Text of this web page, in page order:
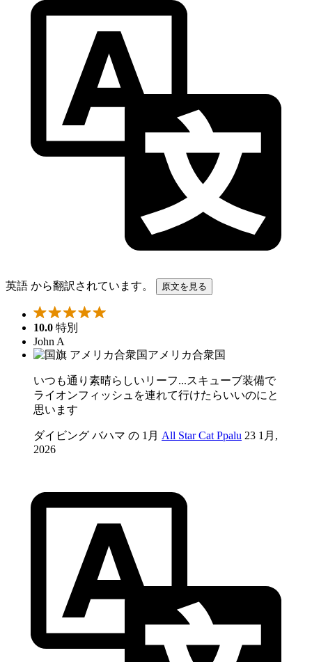
英語 から翻訳されています。 原文を見る
10.0 特別
John A
アメリカ合衆国
いつも通り素晴らしいリーフ...スキューブ装備で
ライオンフィッシュを連れて行けたらいいのにと
思います
ダイビング バハマ の 1月 All Star Cat Ppalu 23 1月,
2026